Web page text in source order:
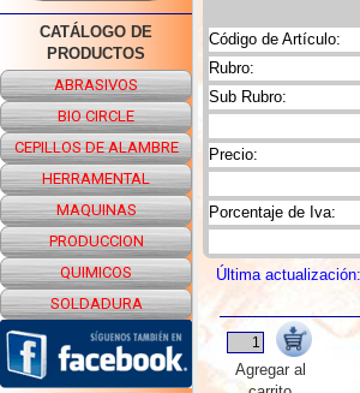
CATÁLOGO DE
PRODUCTOS
ABRASIVOS
BIO CIRCLE
CEPILLOS DE ALAMBRE
HERRAMENTAL
MAQUINAS
PRODUCCION
QUIMICOS
SOLDADURA
Código de Artículo:
Rubro:
Sub Rubro:
Precio:
Porcentaje de Iva:
Última
Agregar al